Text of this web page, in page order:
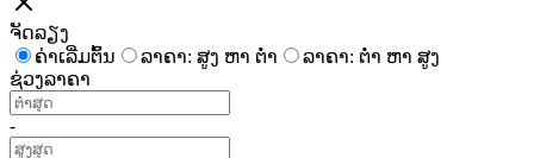
ຈັດລຽງ
ຄ່າເລີ່ມຕົ້ນ
ລາຄາ: ສູງ ຫາ ຕໍ່າ
ລາຄາ: ຕໍ່າ ຫາ ສູງ
ຊ່ວງລາຄາ
-